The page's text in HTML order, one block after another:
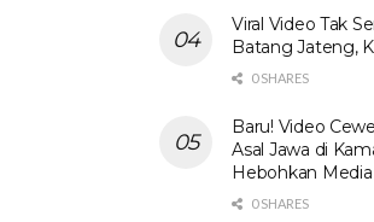
Viral Video Tak
Batang Jateng,
0 SHARES
Baru! Video
Asal Jawa di
Hebohkan Media
0 SHARES